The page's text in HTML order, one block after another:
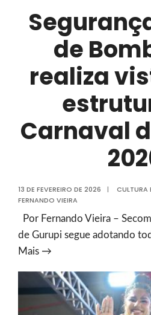
de
realiza
Carnaval
13 DE FEVEREIRO DE 2026 | CULTURA
FERNANDO VIEIRA
Por Fernando Vieira –
de Gurupi segue adotando
Mais →
de
Bombeiros